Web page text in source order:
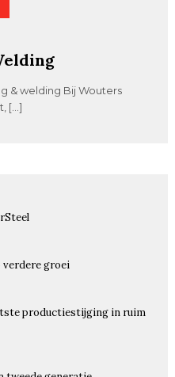
& welding Bij Wouters
[…]
groei
productiestijging in ruim